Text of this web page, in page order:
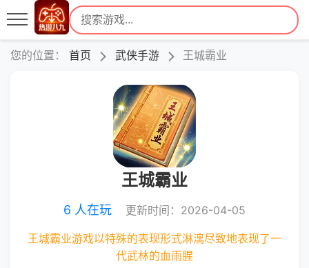
您的位置： 首页 武侠手游 王城霸业
王城霸业
6 人在玩 更新时间：2026-04-05
王城霸业游戏以特殊的表现形式淋漓尽致地表现了一
代武林的血雨腥